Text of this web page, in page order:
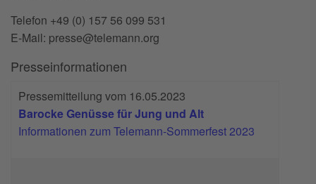
Telefon +49 (0) 157 56 099 531
E-Mail: presse@telemann.org
Presseinformationen
Pressemitteilung vom 16.05.2023
Barocke Genüsse für Jung und Alt
Informationen zum Telemann-Sommerfest 2023